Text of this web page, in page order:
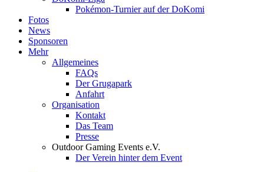
Pokémon-Turnier auf der DoKomi
Fotos
News
Sponsoren
Mehr
Allgemeines
FAQs
Der Grugapark
Anfahrt
Organisation
Kontakt
Das Team
Presse
Outdoor Gaming Events e.V.
Der Verein hinter dem Event